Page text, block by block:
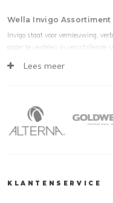
Wella Invigo Assortiment
Invigo staat voor vernieuwing,
onder te verdelen in verschillende
Wella Invigo Color Brilliance
Wella Invigo Color Brilliance
Wella Invigo Color Brilliance
Lees meer
KLANTENSERVICE